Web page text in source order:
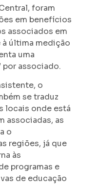
foram
em benefícios
associados em
última medição
uma
por associado.
o
se traduz
locais onde está
associadas, as
o
regiões, já que
às
programas e
de educação